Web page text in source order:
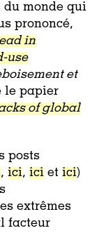
du monde qui
prononcé,
in
use
et
le papier
of global
posts
, ici, ici et ici)
extrêmes
facteur